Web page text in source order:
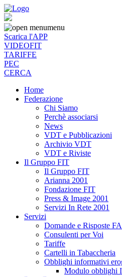
menu
Scarica l'APP
VIDEOFIT
TARIFFE
PEC
CERCA
Home
Federazione
Chi Siamo
Perchè associarsi
News
VDT e Pubblicazioni
Archivio VDT
VDT e Riviste
Il Gruppo FIT
Il Gruppo FIT
Arianna 2001
Fondazione FIT
Press & Image 2001
Servizi In Rete 2001
Servizi
Domande e Risposte
Consulenti per Voi
Tariffe
Cartelli in Tabaccheria
Obblighi informativi
Modulo obblighi